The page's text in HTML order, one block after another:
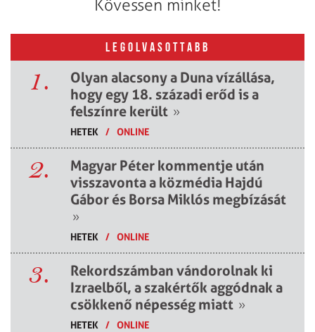
Kövessen minket!
LEGOLVASOTTABB
1.
Olyan alacsony a Duna vízállása,
hogy egy 18. századi erőd is a
felszínre került »
HETEK / ONLINE
2.
Magyar Péter kommentje után
visszavonta a közmédia Hajdú
Gábor és Borsa Miklós megbízását
»
HETEK / ONLINE
3.
Rekordszámban vándorolnak ki
Izraelből, a szakértők aggódnak a
csökkenő népesség miatt »
HETEK / ONLINE